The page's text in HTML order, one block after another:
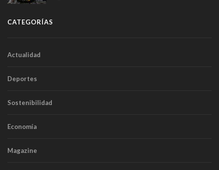
CATEGORÍAS
Actualidad
Deportes
Sostenibilidad
Economía
Magazine